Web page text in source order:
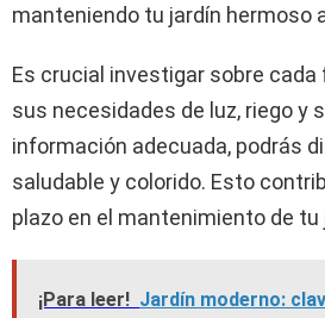
manteniendo tu jardín hermoso
Es crucial investigar sobre cada
sus necesidades de luz, riego y
información adecuada, podrás
saludable y colorido. Esto
plazo en el mantenimiento de tu
¡Para leer! Jardín moderno: